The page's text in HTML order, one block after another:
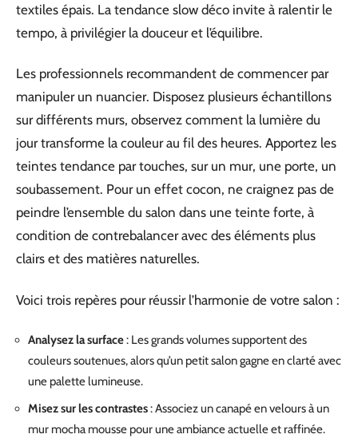
textiles épais. La tendance slow déco invite à ralentir le
tempo, à privilégier la douceur et l’équilibre.
Les professionnels recommandent de commencer par
manipuler un nuancier. Disposez plusieurs échantillons
sur différents murs, observez comment la lumière du
jour transforme la couleur au fil des heures. Apportez les
teintes tendance par touches, sur un mur, une porte, un
soubassement. Pour un effet cocon, ne craignez pas de
peindre l’ensemble du salon dans une teinte forte, à
condition de contrebalancer avec des éléments plus
clairs et des matières naturelles.
Voici trois repères pour réussir l’harmonie de votre salon :
Analysez la surface: Les grands volumes supportent des
couleurs soutenues, alors qu’un petit salon gagne en clarté avec
une palette lumineuse.
Misez sur les contrastes: Associez un canapé en velours à un
mur mocha mousse pour une ambiance actuelle et raffinée.